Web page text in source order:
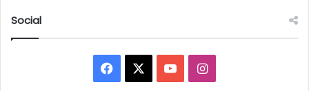
Social
Facebook YouTubeInstagram